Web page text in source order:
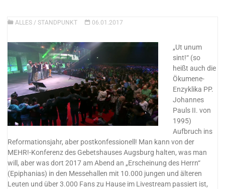
ALLES / STANDPUNKT 06.01.2017
„Ut unum
sint!“ (so
heißt auch die
Ökumene-
Enzyklika PP.
Johannes
Pauls II. von
1995)
Aufbruch ins
Reformationsjahr, aber postkonfessionell! Man kann von der
MEHR!-Konferenz des Gebetshauses Augsburg halten, was man
will, aber was dort 2017 am Abend an „Erscheinung des Herrn“
(Epiphanias) in den Messehallen mit 10.000 jungen und älteren
Leuten und über 3.000 Fans zu Hause im Livestream passiert ist,